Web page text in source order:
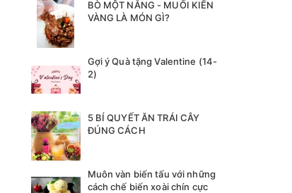
BÒ MỘT NẮNG - MUỐI KIẾN
VÀNG LÀ MÓN GÌ?
Gợi ý Quà tặng Valentine (14-
2)
5 BÍ QUYẾT ĂN TRÁI CÂY
ĐÚNG CÁCH
Muôn vàn biến tấu với những
cách chế biến xoài chín cực